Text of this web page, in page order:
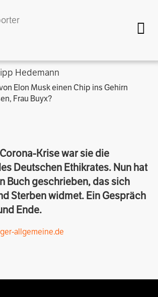
Hedemann
Elon Musk einen Chip ins Gehirn
Frau Buyx?
Krise war sie die
Deutschen Ethikrates. Nun hat
Buch geschrieben, das sich
Sterben widmet. Ein Gespräch
Ende.
allgemeine.de